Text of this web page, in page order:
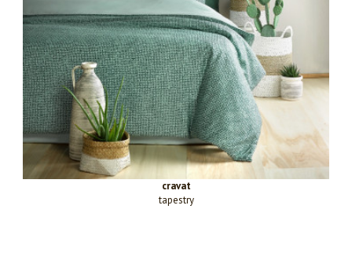
cravat
tapestry